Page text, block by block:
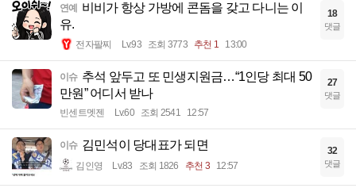
연예
비비가 항상 가방에 콘돔을 갖고 다니는 이
유.
전자팔찌 Lv.93 조회 3773 추천 1 13:00
18
댓글
이슈 추석 앞두고 또 민생지원금…“1인당 최대 50
만원” 어디서 받나
빈센트멧젠 Lv.60 조회 2541 12:57
27
댓글
이슈 김민석이 당대표가 되면
김인영 Lv.83 조회 1826 추천 3 12:57
32
댓글